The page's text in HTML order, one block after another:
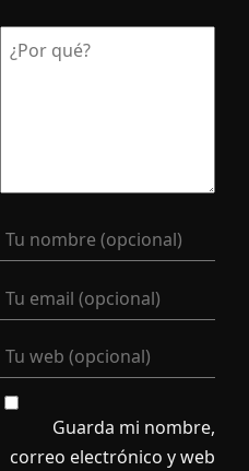
Guarda mi nombre,
correo electrónico y web